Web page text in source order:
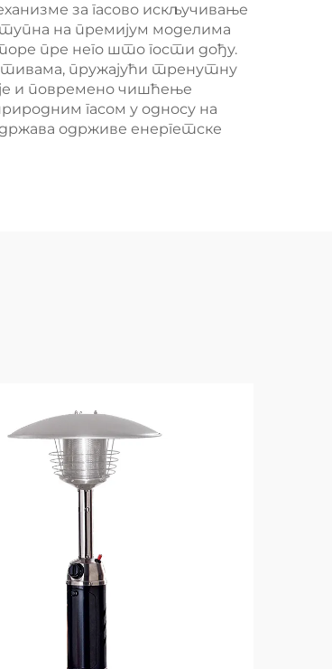
за гасово искључивање
на премијум моделима
пре него што гости дођу.
пружајући тренутну
и повремено чишћење
гасом у односу на
одрживе енергетске